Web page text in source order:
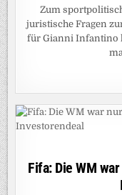
Zum
juristische Fragen
für Gianni Infantino
Fifa: Die WM